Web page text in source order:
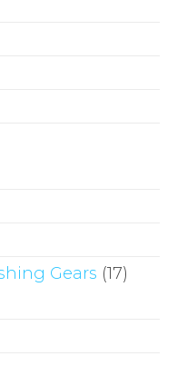
Gears (17)